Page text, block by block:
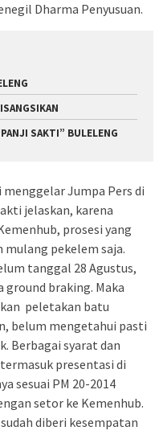
Dharma Penyusuan.
SAKTI” BULELENG
menggelar Jumpa Pers di
jelaskan, karena
prosesi yang
mulang pekelem saja.
tanggal 28 Agustus,
ground braking. Maka
peletakan batu
belum mengetahui pasti
Berbagai syarat dan
presentasi di
sesuai PM 20-2014
setor ke Kemenhub.
diberi kesempatan